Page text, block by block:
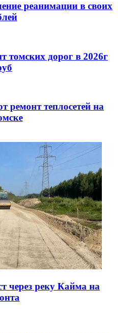
реанимации в своих
томских дорог в 2026г
ремонт теплосетей на
через реку Кайма на